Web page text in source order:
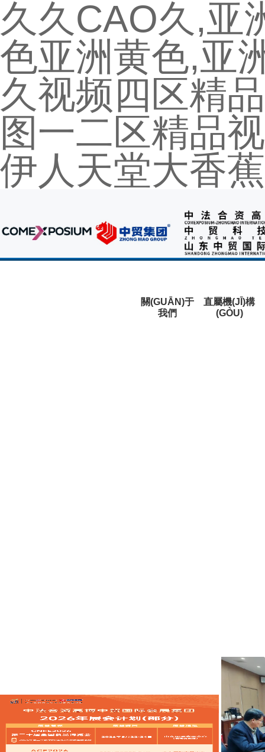
久久CAO久,亚
色亚洲黄色,亚
久视频四区精
图一二区精品
伊人天堂大香
關(GUĀN)于
我們
直屬機(JĪ)構
(GÒU)